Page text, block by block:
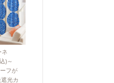
ネ
)～
フが
光カ